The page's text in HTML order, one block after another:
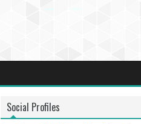
Social Profiles